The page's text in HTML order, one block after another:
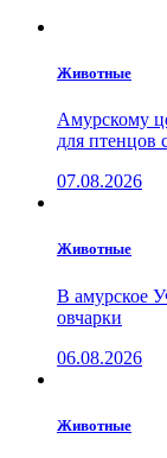
Животные
Амурскому
для птенцов
07.08.2026
Животные
В амурское
овчарки
06.08.2026
Животные